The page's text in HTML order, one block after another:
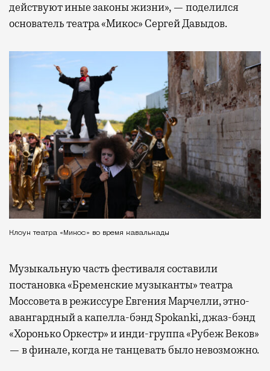
действуют иные законы жизни», — поделился
основатель театра «Микос» Сергей Давыдов.
Клоун театра «Микос» во время кавалькады
Музыкальную часть фестиваля составили
постановка «Бременские музыканты» театра
Моссовета в режиссуре Евгения Марчелли, этно-
авангардный а капелла-бэнд Spokanki, джаз-бэнд
«Хоронько Оркестр» и инди-группа «Рубеж Веков»
— в финале, когда не танцевать было невозможно.